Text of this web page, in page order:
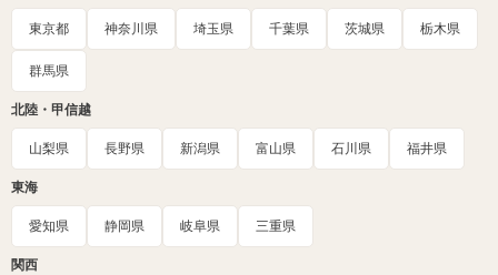
東京都 神奈川県 埼玉県 千葉県 茨城県 栃木県
群馬県
北陸・甲信越
山梨県 長野県 新潟県 富山県 石川県 福井県
東海
愛知県 静岡県 岐阜県 三重県
関西